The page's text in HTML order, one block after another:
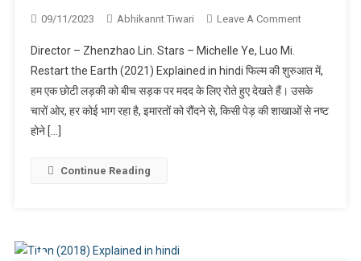
09/11/2023 Abhikannt Tiwari Leave A CommentOn
Earth
(2021)
Explained
Director – Zhenzhao Lin. Stars – Michelle Ye, Luo Mi.
Restart the Earth (2021) Explained in hindi फिल्म की शुरुआत में,
हम एक छोटी लड़की को बीच सड़क पर मदद के लिए रोते हुए देखते हैं। उसके
चारों ओर, हर कोई भाग रहा है, इमारतों को रौंदने से, किसी पेड़ की शाखाओं से नष्ट
होने […]
Continue Reading